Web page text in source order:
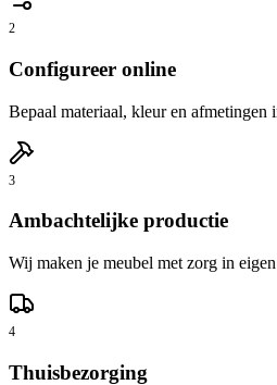
2
Configureer online
Bepaal materiaal, kleur en afmetingen
3
Ambachtelijke productie
Wij maken je meubel met zorg in
4
Thuisbezorging